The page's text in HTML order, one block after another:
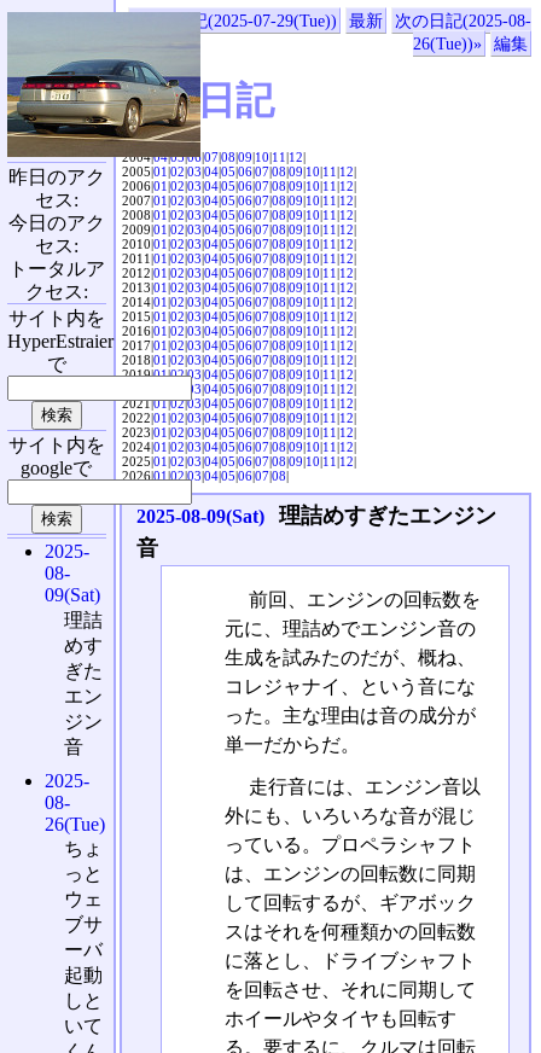
«前の日記(2025-07-29(Tue)) 最新
次の日記(2025-08-
26(Tue))»
編集
SVX日記
2004|04|05|06|07|08|09|10|11|12|
2005|01|02|03|04|05|06|07|08|09|10|11|12|
2006|01|02|03|04|05|06|07|08|09|10|11|12|
2007|01|02|03|04|05|06|07|08|09|10|11|12|
2008|01|02|03|04|05|06|07|08|09|10|11|12|
2009|01|02|03|04|05|06|07|08|09|10|11|12|
2010|01|02|03|04|05|06|07|08|09|10|11|12|
2011|01|02|03|04|05|06|07|08|09|10|11|12|
2012|01|02|03|04|05|06|07|08|09|10|11|12|
2013|01|02|03|04|05|06|07|08|09|10|11|12|
2014|01|02|03|04|05|06|07|08|09|10|11|12|
2015|01|02|03|04|05|06|07|08|09|10|11|12|
2016|01|02|03|04|05|06|07|08|09|10|11|12|
2017|01|02|03|04|05|06|07|08|09|10|11|12|
2018|01|02|03|04|05|06|07|08|09|10|11|12|
2019|01|02|03|04|05|06|07|08|09|10|11|12|
03|04|05|06|07|08|09|10|11|12|
2021|01|02|03|04|05|06|07|08|09|10|11|12|
2022|01|02|03|04|05|06|07|08|09|10|11|12|
2023|01|02|03|04|05|06|07|08|09|10|11|12|
2024|01|02|03|04|05|06|07|08|09|10|11|12|
2025|01|02|03|04|05|06|07|08|09|10|11|12|
2026|01|02|03|04|05|06|07|08|
2025-08-09(Sat)
理詰めすぎたエンジン
音
前回、エンジンの回転数を
元に、理詰めでエンジン音の
生成を試みたのだが、概ね、
コレジャナイ、という音にな
った。主な理由は音の成分が
単一だからだ。
走行音には、エンジン音以
外にも、いろいろな音が混じ
っている。プロペラシャフト
は、エンジンの回転数に同期
して回転するが、ギアボック
スはそれを何種類かの回転数
に落とし、ドライブシャフト
を回転させ、それに同期して
ホイールやタイヤも回転す
る。要するに、クルマは回転
昨日のアク
セス:
今日のアク
セス:
トータルア
クセス:
サイト内を
HyperEstraier
で
サイト内を
googleで
2025-
08-
09(Sat)
理詰
めす
ぎた
エン
ジン
音
2025-
08-
26(Tue)
ちょ
っと
ウェ
ブサ
ーバ
起動
しと
いて